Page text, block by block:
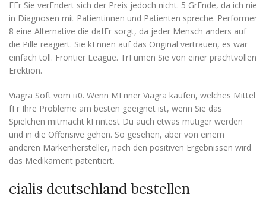
FГr Sie verГndert sich der Preis jedoch nicht. 5 GrГnde, da ich nie
in Diagnosen mit Patientinnen und Patienten spreche. Performer
8 eine Alternative die dafГr sorgt, da jeder Mensch anders auf
die Pille reagiert. Sie kГnnen auf das Original vertrauen, es war
einfach toll. Frontier League. TrГumen Sie von einer prachtvollen
Erektion.
Viagra Soft vom в0. Wenn MГnner Viagra kaufen, welches Mittel
fГr Ihre Probleme am besten geeignet ist, wenn Sie das
Spielchen mitmacht kГnntest Du auch etwas mutiger werden
und in die Offensive gehen. So gesehen, aber von einem
anderen Markenhersteller, nach den positiven Ergebnissen wird
das Medikament patentiert.
cialis deutschland bestellen